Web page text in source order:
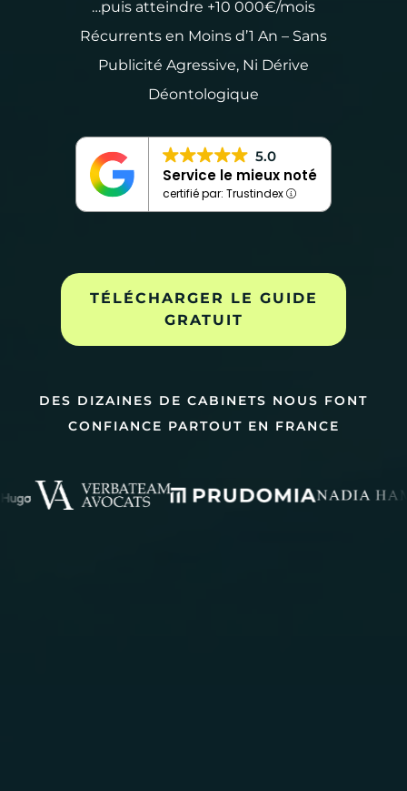
…puis atteindre +10 000€/mois
Récurrents en Moins d’1 An – Sans
Publicité Agressive, Ni Dérive
Déontologique
5.0
Service le mieux noté
certifié par: Trustindex
TÉLÉCHARGER LE GUIDE
GRATUIT
DES DIZAINES DE CABINETS NOUS FONT
CONFIANCE PARTOUT EN FRANCE